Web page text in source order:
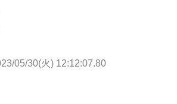
05/30(火) 12:12:07.80